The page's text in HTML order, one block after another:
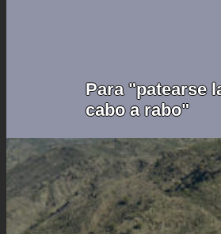
Para "patearse
cabo a rabo"